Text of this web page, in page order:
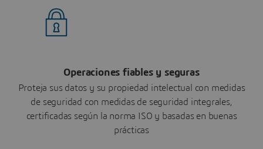
Operaciones fiables y seguras
Proteja sus datos y su propiedad intelectual con medidas
de seguridad con medidas de seguridad integrales,
certificadas según la norma ISO y basadas en buenas
prácticas